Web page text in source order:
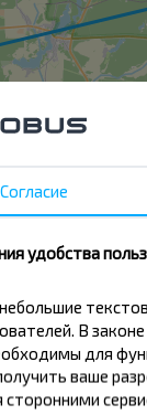
Лида
Согласие
удобства
В
для
ваше